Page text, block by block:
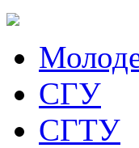
СГУ
СГТУ